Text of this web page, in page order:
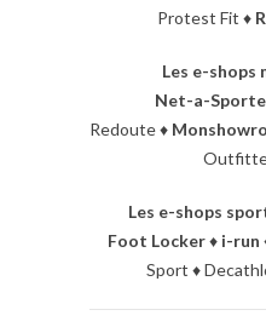
Protest Fit ♦
Les e-shops
Net-a-
Redoute ♦
Les e-shops
Foot Locker♦ i-run
Sport ♦